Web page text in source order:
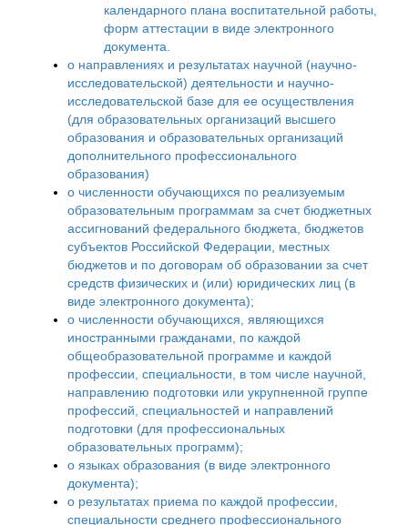
календарного плана воспитательной работы,
форм аттестации в виде электронного
документа.
о направлениях и результатах научной (научно-
исследовательской) деятельности и научно-
исследовательской базе для ее осуществления
(для образовательных организаций высшего
образования и образовательных организаций
дополнительного профессионального
образования)
о численности обучающихся по реализуемым
образовательным программам за счет бюджетных
ассигнований федерального бюджета, бюджетов
субъектов Российской Федерации, местных
бюджетов и по договорам об образовании за счет
средств физических и (или) юридических лиц (в
виде электронного документа);
о численности обучающихся, являющихся
иностранными гражданами, по каждой
общеобразовательной программе и каждой
профессии, специальности, в том числе научной,
направлению подготовки или укрупненной группе
профессий, специальностей и направлений
подготовки (для профессиональных
образовательных программ);
о языках образования (в виде электронного
документа);
о результатах приема по каждой профессии,
специальности среднего профессионального